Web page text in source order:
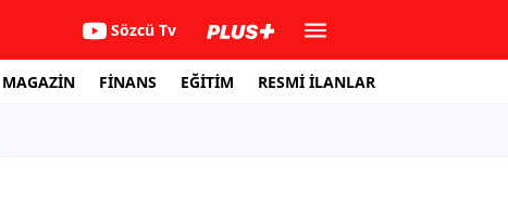
Sözcü Tv
MAGAZİN FİNANS EĞİTİM RESMİ İLANLAR